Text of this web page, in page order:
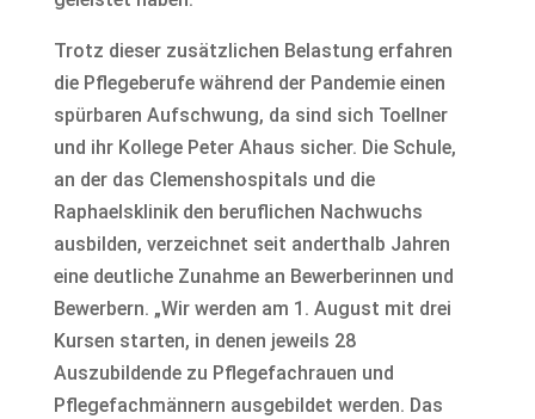
Trotz dieser zusätzlichen Belastung erfahren
die Pflegeberufe während der Pandemie einen
spürbaren Aufschwung, da sind sich Toellner
und ihr Kollege Peter Ahaus sicher. Die Schule,
an der das Clemenshospitals und die
Raphaelsklinik den beruflichen Nachwuchs
ausbilden, verzeichnet seit anderthalb Jahren
eine deutliche Zunahme an Bewerberinnen und
Bewerbern. „Wir werden am 1. August mit drei
Kursen starten, in denen jeweils 28
Auszubildende zu Pflegefachrauen und
Pflegefachmännern ausgebildet werden. Das